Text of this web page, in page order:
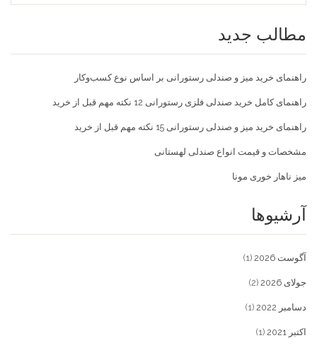
مطالب جدید
راهنمای خرید میز و صندلی رستورانی بر اساس نوع کسب‌و‌کار
راهنمای کامل خرید صندلی فلزی رستورانی 12 نکته مهم قبل از خرید
راهنمای خرید میز و صندلی رستورانی 15 نکته مهم قبل از خرید
مشخصات و قیمت انواع صندلی لهستانی
میز ناهار خوری مونا
آرشیوها
آگوست 2026 (1)
جولای 2026 (2)
دسامبر 2022 (1)
اکتبر 2021 (1)